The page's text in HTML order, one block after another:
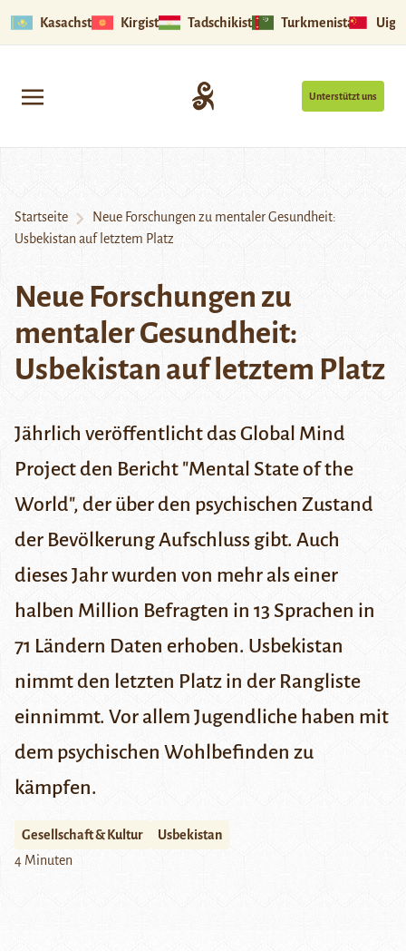
Kasachstan Kirgistan Tadschikistan Turkmenistan
Unterstützt uns
Startseite
Neue Forschungen zu mentaler Gesundheit:
Usbekistan auf letztem Platz
Neue Forschungen zu
mentaler Gesundheit:
Usbekistan auf letztem Platz
Jährlich veröffentlicht das Global Mind
Project den Bericht "Mental State of the
World", der über den psychischen Zustand
der Bevölkerung Aufschluss gibt. Auch
dieses Jahr wurden von mehr als einer
halben Million Befragten in 13 Sprachen in
71 Ländern Daten erhoben. Usbekistan
nimmt den letzten Platz in der Rangliste
einnimmt. Vor allem Jugendliche haben mit
dem psychischen Wohlbefinden zu
kämpfen.
Gesellschaft & Kultur
Usbekistan
4 Minuten